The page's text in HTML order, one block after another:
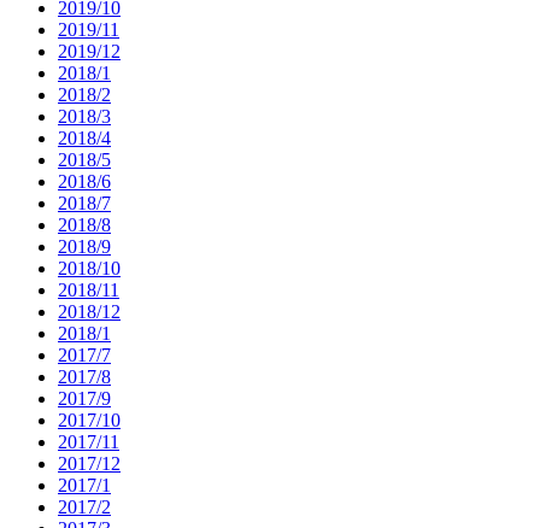
2019/10
2019/11
2019/12
2018/1
2018/2
2018/3
2018/4
2018/5
2018/6
2018/7
2018/8
2018/9
2018/10
2018/11
2018/12
2018/1
2017/7
2017/8
2017/9
2017/10
2017/11
2017/12
2017/1
2017/2